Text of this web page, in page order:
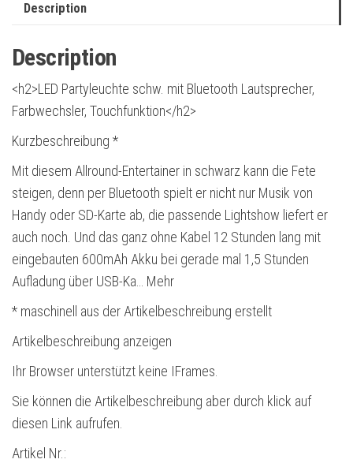
Description
Description
<h2>LED Partyleuchte schw. mit Bluetooth Lautsprecher,
Farbwechsler, Touchfunktion</h2>
Kurzbeschreibung *
Mit diesem Allround-Entertainer in schwarz kann die Fete
steigen, denn per Bluetooth spielt er nicht nur Musik von
Handy oder SD-Karte ab, die passende Lightshow liefert er
auch noch. Und das ganz ohne Kabel 12 Stunden lang mit
eingebauten 600mAh Akku bei gerade mal 1,5 Stunden
Aufladung über USB-Ka… Mehr
* maschinell aus der Artikelbeschreibung erstellt
Artikelbeschreibung anzeigen
Ihr Browser unterstützt keine IFrames.
Sie können die Artikelbeschreibung aber durch klick auf
diesen Link aufrufen.
Artikel Nr.: